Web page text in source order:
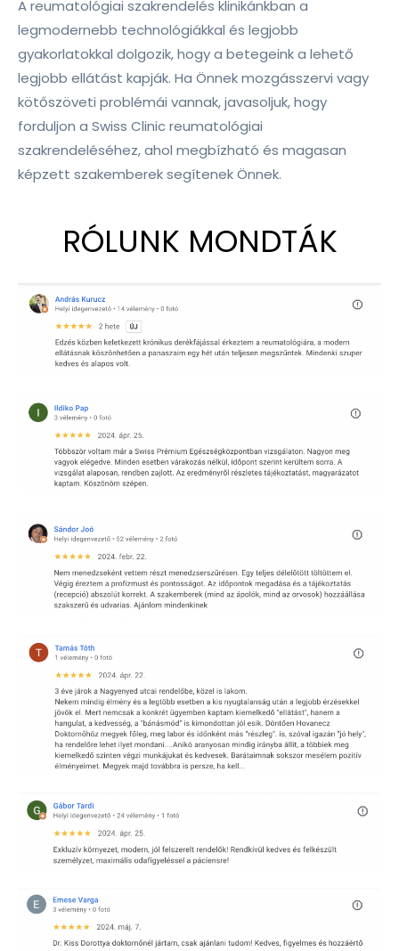
A reumatológiai szakrendelés klinikánkban a
legmodernebb technológiákkal és legjobb
gyakorlatokkal dolgozik, hogy a betegeink a lehető
legjobb ellátást kapják. Ha Önnek mozgásszervi vagy
kötőszöveti problémái vannak, javasoljuk, hogy
forduljon a Swiss Clinic reumatológiai
szakrendeléséhez, ahol megbízható és magasan
képzett szakemberek segítenek Önnek.
RÓLUNK MONDTÁK